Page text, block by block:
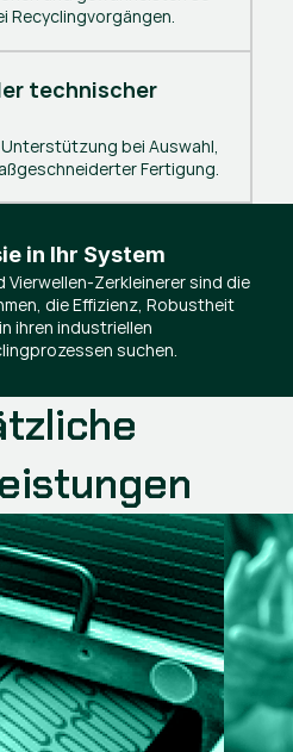
Recyclingvorgängen.
technischer
bei Auswahl,
Fertigung.
in Ihr System
Vierwellen-Zerkleinerer sind die
die Effizienz, Robustheit
ihren industriellen
suchen.